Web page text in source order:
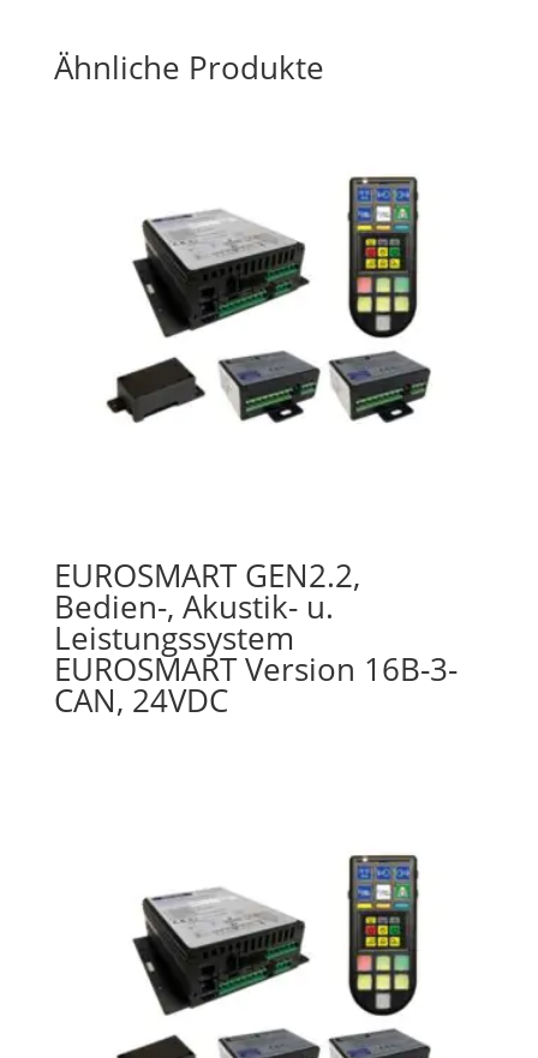
Ähnliche Produkte
EUROSMART GEN2.2,
Bedien-, Akustik- u.
Leistungssystem
EUROSMART Version 16B-3-
CAN, 24VDC